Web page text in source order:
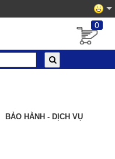
0
BẢO HÀNH - DỊCH VỤ